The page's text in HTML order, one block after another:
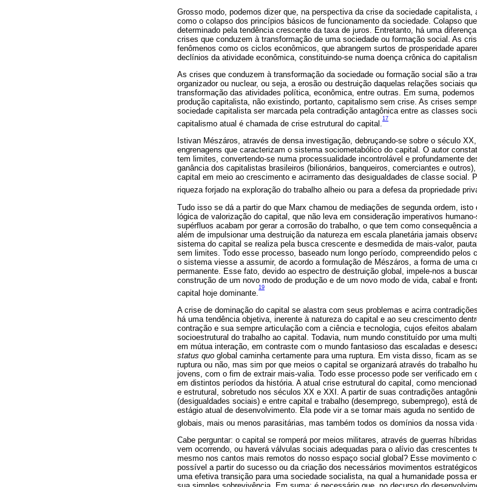
Grosso modo, podemos dizer que, na perspectiva da crise da sociedade
como o colapso dos princípios básicos de funcionamento da sociedade. Colapso
determinado pela tendência crescente da taxa de juros. Entretanto, há uma
crises que conduzem à transformação de uma sociedade ou formação social. As
fenômenos como os ciclos econômicos, que abrangem surtos de prosperidade
declínios da atividade econômica, constituindo-se numa doença crônica do
As crises que conduzem à transformação da sociedade ou formação social são a
organizador ou nuclear, ou seja, a erosão ou destruição daquelas relações sociais
transformação das atividades política, econômica, entre outras. Em suma,
produção capitalista, não existindo, portanto, capitalismo sem crise. As crises
sociedade capitalista ser marcada pela contradição antagônica entre as classes
capitalismo atual é chamada de crise estrutural do capital.
17
Istivan Mészáros, através de densa investigação, debruçando-se sobre o século
engrenagens que caracterizam o sistema sociometabólico do capital. O autor
tem limites, convertendo-se numa processualidade incontrolável e profundamente
ganância dos capitalistas brasileiros (bilionários, banqueiros, comerciantes e
capital em meio ao crescimento e acirramento das desigualdades de classe social.
riqueza forjado na exploração do trabalho alheio ou para a defesa da propriedade
Tudo isso se dá a partir do que Marx chamou de mediações de segunda ordem,
lógica de valorização do capital, que não leva em consideração imperativos
supérfluos acabam por gerar a corrosão do trabalho, o que tem como consequência
além de impulsionar uma destruição da natureza em escala planetária jamais
sistema do capital se realiza pela busca crescente e desmedida de mais-valor,
sem limites. Todo esse processo, baseado num longo período, compreendido
o sistema viesse a assumir, de acordo a formulação de Mészáros, a forma de uma
permanente. Esse fato, devido ao espectro de destruição global, impele-nos a
construção de um novo modo de produção e de um novo modo de vida, cabal e
capital hoje dominante.
19
A crise de dominação do capital se alastra com seus problemas e acirra
há uma tendência objetiva, inerente à natureza do capital e ao seu crescimento
contração e sua sempre articulação com a ciência e tecnologia, cujos efeitos
socioestrutural do trabalho ao capital. Todavia, num mundo constituído por uma
em mútua interação, em contraste com o mundo fantasioso das escaladas e
status quo global caminha certamente para uma ruptura. Em vista disso, ficam as
ruptura ou não, mas sim por que meios o capital se organizará através do trabalho
jovens, com o fim de extrair mais-valia. Todo esse processo pode ser verificado
em distintos períodos da história. A atual crise estrutural do capital, como
e estrutural, sobretudo nos séculos XX e XXI. A partir de suas contradições
(desigualdades sociais) e entre capital e trabalho (desemprego, subemprego), está
estágio atual de desenvolvimento. Ela pode vir a se tornar mais aguda no sentido
globais, mais ou menos parasitárias, mas também todos os domínios da nossa vida
Cabe perguntar: o capital se romperá por meios militares, através de guerras
vem ocorrendo, ou haverá válvulas sociais adequadas para o alívio das crescentes
mesmo nos cantos mais remotos do nosso espaço social global? Esse movimento
possível a partir do sucesso ou da criação dos necessários movimentos
uma efetiva transição para uma sociedade socialista, na qual a humanidade possa